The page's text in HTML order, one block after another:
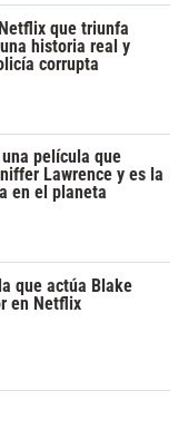
que triunfa
historia real y
corrupta
película que
Lawrence y es la
en el planeta
que actúa Blake
en Netflix